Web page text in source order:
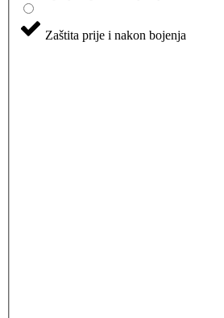
Zaštita prije i nakon bojenja